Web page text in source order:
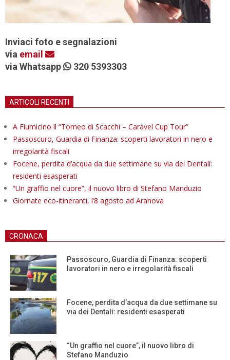
Inviaci foto e segnalazioni
via email
via Whatsapp
320 5393303
ARTICOLI RECENTI
A Fiumicino il “Torneo di Scacchi – Caravel Cup Tour”
Passoscuro, Guardia di Finanza: scoperti lavoratori in nero e
irregolarità fiscali
Focene, perdita d’acqua da due settimane su via dei Dentali:
residenti esasperati
“Un graffio nel cuore”, il nuovo libro di Stefano Manduzio
Giornate eco-itineranti, l’8 agosto ad Aranova
CRONACA
Passoscuro, Guardia di Finanza: scoperti
lavoratori in nero e irregolarità fiscali
Focene, perdita d’acqua da due settimane su
via dei Dentali: residenti esasperati
“Un graffio nel cuore”, il nuovo libro di
Stefano Manduzio